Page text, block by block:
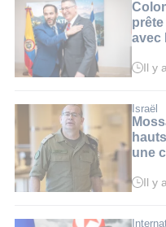
min.
avec
Temps
:
2
min.
Il y
Israël
une
Temps
:
Il y